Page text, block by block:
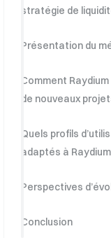
stratégie de
Présentation du
Comment
de nouveaux
Quels profils
adaptés à Raydium
Perspectives
Conclusion